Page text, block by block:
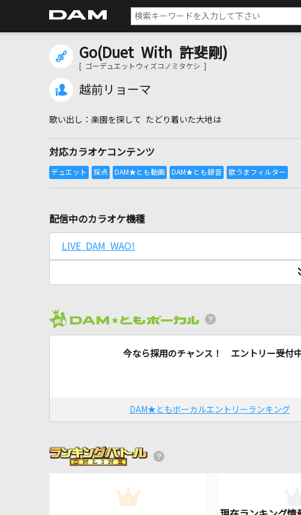
Go(Duet With 許斐剛)
[ ゴーデュエットウィズコノミタケシ ]
越前リョーマ
楽園を探して たどり着いた大地は
対応カラオケコンテンツ
配信中のカラオケ機種
LIVE DAM WAO!
今なら採用のチャンス！ エントリー受付
DAM★ともボーカルエントリーランキング
1